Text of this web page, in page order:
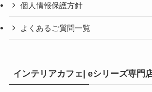
個人情報保護方針
よくあるご質問一覧
インテリアカフェ| eシリーズ専門